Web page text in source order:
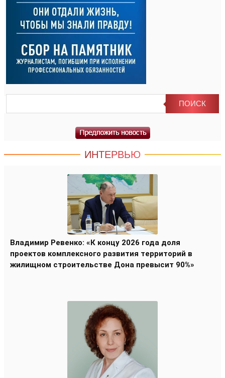
ИНТЕРВЬЮ
Владимир Ревенко: «К концу 2026 года доля
проектов комплексного развития территорий в
жилищном строительстве Дона превысит 90%»